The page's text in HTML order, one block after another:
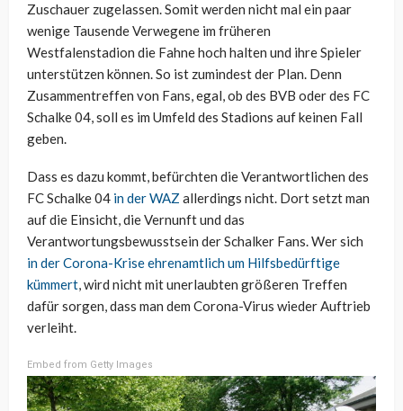
Zuschauer zugelassen. Somit werden nicht mal ein paar
wenige Tausende Verwegene im früheren
Westfalenstadion die Fahne hoch halten und ihre Spieler
unterstützen können. So ist zumindest der Plan. Denn
Zusammentreffen von Fans, egal, ob des BVB oder des FC
Schalke 04, soll es im Umfeld des Stadions auf keinen Fall
geben.
Dass es dazu kommt, befürchten die Verantwortlichen des
FC Schalke 04 in der WAZ allerdings nicht. Dort setzt man
auf die Einsicht, die Vernunft und das
Verantwortungsbewusstsein der Schalker Fans. Wer sich
in der Corona-Krise ehrenamtlich um Hilfsbedürftige
kümmert, wird nicht mit unerlaubten größeren Treffen
dafür sorgen, dass man dem Corona-Virus wieder Auftrieb
verleiht.
Embed from Getty Images